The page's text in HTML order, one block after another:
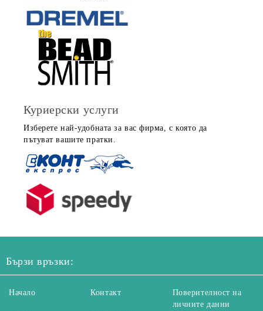
Куриерски услуги
Изберете най-удобната за вас фирма, с която да
пътуват вашите пратки.
Бързи връзки:
Начало Контакт
Поверителност на
личните данни